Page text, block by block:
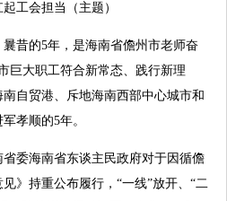
工会担当（主题）
昔的5年，是海南省儋州市老师奋
巨大职工符合新常态、践行新理
自贸港、斥地海南西部中心城市和
孝顺的5年。
省委海南省东谈主民政府对于因循儋
》持重公布履行，“一线”放开、“二